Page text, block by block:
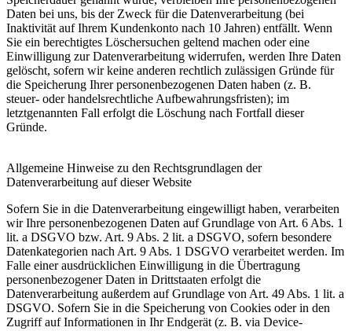
Daten bei uns, bis der Zweck für die Datenverarbeitung (bei
Inaktivität auf Ihrem Kundenkonto nach 10 Jahren) entfällt. Wenn
Sie ein berechtigtes Löschersuchen geltend machen oder eine
Einwilligung zur Datenverarbeitung widerrufen, werden Ihre Daten
gelöscht, sofern wir keine anderen rechtlich zulässigen Gründe für
die Speicherung Ihrer personenbezogenen Daten haben (z. B.
steuer- oder handelsrechtliche Aufbewahrungsfristen); im
letztgenannten Fall erfolgt die Löschung nach Fortfall dieser
Gründe.
Allgemeine Hinweise zu den Rechtsgrundlagen der
Datenverarbeitung auf dieser Website
Sofern Sie in die Datenverarbeitung eingewilligt haben, verarbeiten
wir Ihre personenbezogenen Daten auf Grundlage von Art. 6 Abs. 1
lit. a DSGVO bzw. Art. 9 Abs. 2 lit. a DSGVO, sofern besondere
Datenkategorien nach Art. 9 Abs. 1 DSGVO verarbeitet werden. Im
Falle einer ausdrücklichen Einwilligung in die Übertragung
personenbezogener Daten in Drittstaaten erfolgt die
Datenverarbeitung außerdem auf Grundlage von Art. 49 Abs. 1 lit. a
DSGVO. Sofern Sie in die Speicherung von Cookies oder in den
Zugriff auf Informationen in Ihr Endgerät (z. B. via Device-